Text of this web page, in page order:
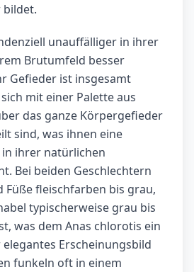
bildet.
unauffälliger in ihrer
Brutumfeld besser
Gefieder ist insgesamt
mit einer Palette aus
das ganze Körpergefieder
sind, was ihnen eine
ihrer natürlichen
Bei beiden Geschlechtern
Füße fleischfarben bis grau,
typischerweise grau bis
was dem Anas chlorotis ein
Erscheinungsbild
funkeln oft in einem